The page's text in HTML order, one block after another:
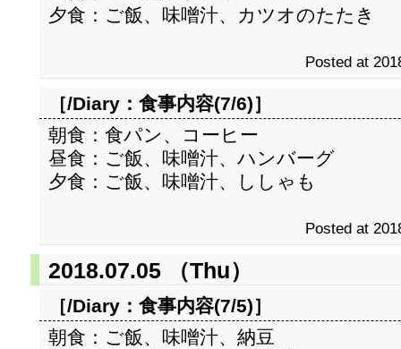
夕食：ご飯、味噌汁、カツオのたたき
Posted at
［/Diary： 食事内容(7/6)］
朝食：食パン、コーヒー
昼食：ご飯、味噌汁、ハンバーグ
夕食：ご飯、味噌汁、ししゃも
Posted at
2018.07.05 （Thu）
［/Diary： 食事内容(7/5)］
朝食：ご飯、味噌汁、納豆